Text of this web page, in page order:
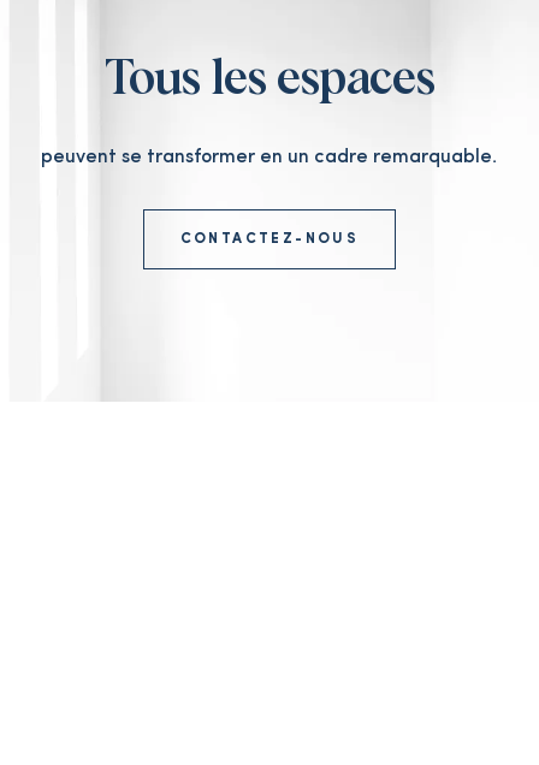
Tous les espaces
peuvent se transformer en un cadre remarquable.
CONTACTEZ-NOUS